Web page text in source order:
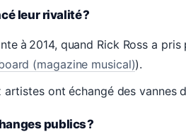
leur rivalité ?
à 2014, quand Rick Ross a
(magazine musical)).
artistes ont échangé des vannes
publics ?